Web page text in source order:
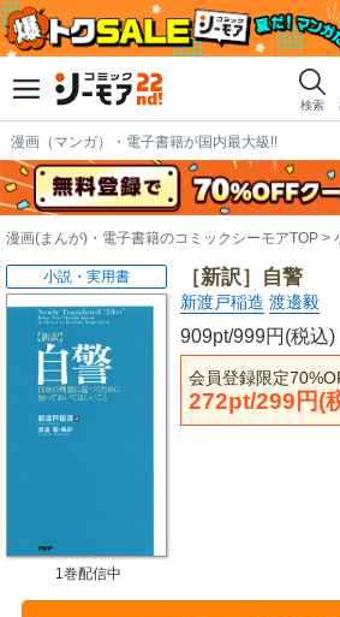
検索
漫画（マンガ）・電子書籍が国内最大級!!
漫画(まんが)・電子書籍のコミックシーモアTOP
［新訳］自警
新渡戸稲造 渡邊毅
909pt/999円(税込)
会員登録限定
272pt/299円(
小説・実用書
1巻配信中